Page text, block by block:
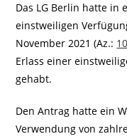
Das LG Berlin hatte in
einstweiligen
November 2021 (Az.:
Erlass einer
gehabt.
Den Antrag hatte ein
Verwendung von